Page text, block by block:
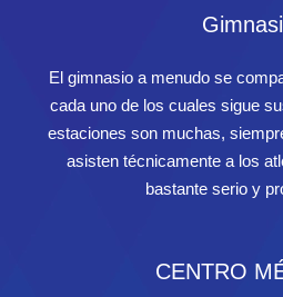
El gimnasio a menudo se
cada uno de los cuales sigue
estaciones son muchas,
asisten técnicamente a los
bastante serio y
CENTRO